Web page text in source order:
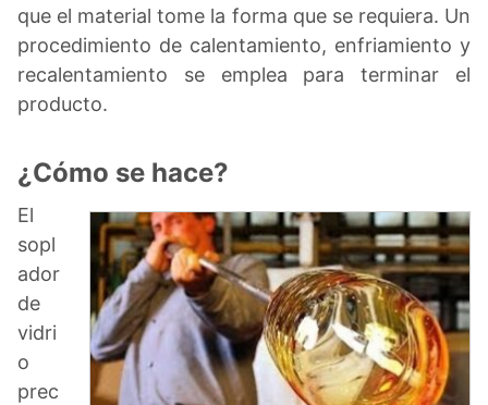
que el material tome la forma que se requiera. Un
procedimiento de calentamiento, enfriamiento y
recalentamiento se emplea para terminar el
producto.
¿Cómo se hace?
El
sopl
ador
de
vidri
o
prec